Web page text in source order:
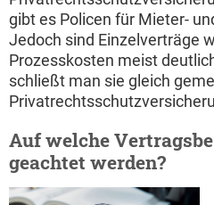
gibt es Policen für Mieter-
Jedoch sind Einzelverträge
Prozesskosten meist
schließt man sie gleich
Auf welche
geachtet werden?